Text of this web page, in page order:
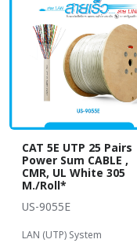
CAT 5E UTP 25 Pairs
Power Sum CABLE ,
CMR, UL White 305
M./Roll*
US-9055E
LAN (UTP) System